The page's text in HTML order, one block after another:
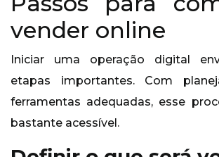
vender online
Iniciar uma operação digital
etapas importantes. Com
ferramentas adequadas, esse
bastante acessível.